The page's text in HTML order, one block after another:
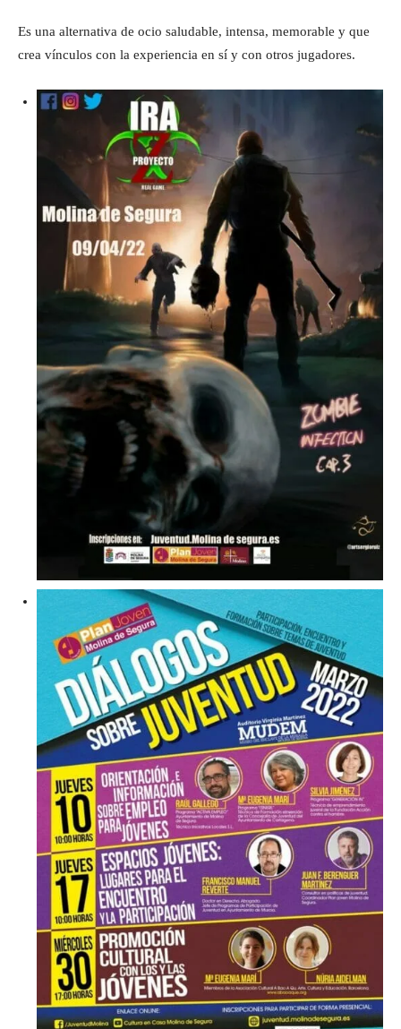
Es una alternativa de ocio saludable, intensa, memorable y que
crea vínculos con la experiencia en sí y con otros jugadores.